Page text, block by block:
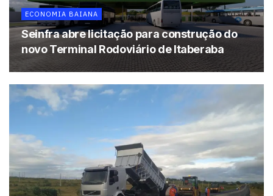
mercado de combustíveis podem ser feitas
pelo telefone 0800 970 0267 ou através
do Fale Conosco da ANP
Ações de fiscalização
– A ANP tem intensificado suas
partir de vetores de inteligência, com destaque para
denúncias recebidas pelo Centro de Relações com o
Consumidor (CRC) e dos resultados obtidos pelo
Programa de Monitoramento da Qualidade dos
Combustíveis (PMQC), além de informações repassadas
por outros órgãos públicos e pela área de inteligência a
ANP.
ECONOMIA BAIANA
Seinfra abre licitação para construção do
novo Terminal Rodoviário de Itaberaba